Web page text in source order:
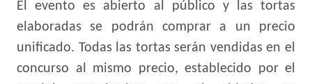
El evento es abierto al público y las tortas
elaboradas se podrán comprar a un precio
unificado. Todas las tortas serán vendidas en el
concurso al mismo precio, establecido por el